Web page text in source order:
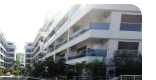
Wybór gości